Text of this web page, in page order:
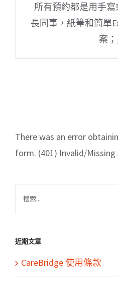
所有預約都是用手寫
長同事，紙筆和簡單
案；
There was an error
form. (401) Invalid/
果：
近期文章
CareBridge 使用條款